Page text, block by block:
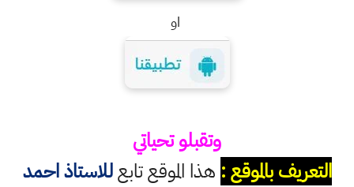
او
وتقبلو تحياتي
التعريف بالموقع : هذا الموقع تابعللاستاذ احمد